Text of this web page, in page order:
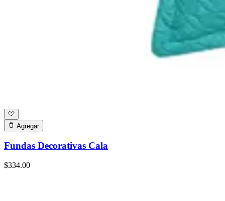
Agregar
Fundas Decorativas Cala
$334.00